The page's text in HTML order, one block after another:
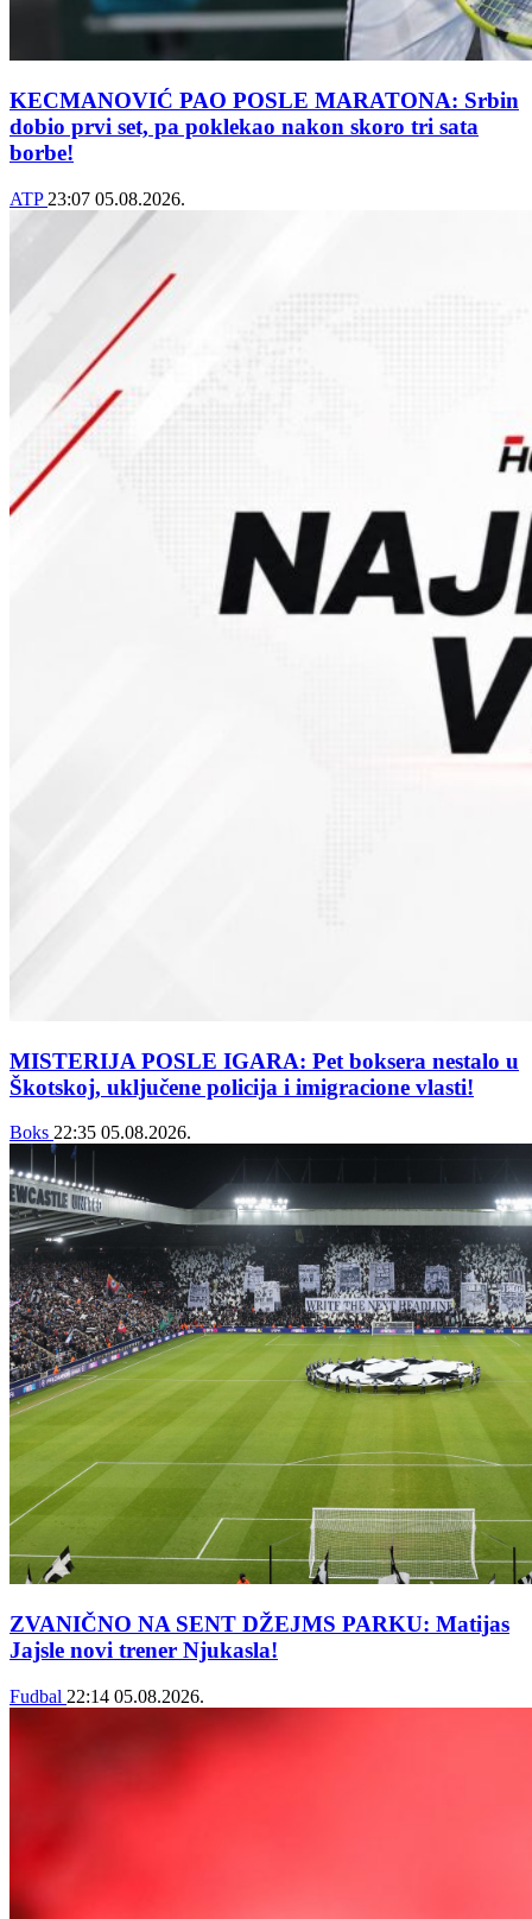
KECMANOVIĆ PAO POSLE MARATONA: Srbin
dobio prvi set, pa poklekao nakon skoro tri sata
borbe!
ATP 23:07 05.08.2026.
MISTERIJA POSLE IGARA: Pet boksera nestalo u
Škotskoj, uključene policija i imigracione vlasti!
Boks 22:35 05.08.2026.
ZVANIČNO NA SENT DŽEJMS PARKU: Matijas
Jajsle novi trener Njukasla!
Fudbal 22:14 05.08.2026.